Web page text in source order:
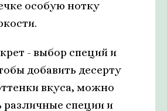
особую нотку
- выбор специй и
добавить десерту
вкуса, можно
различные специи и